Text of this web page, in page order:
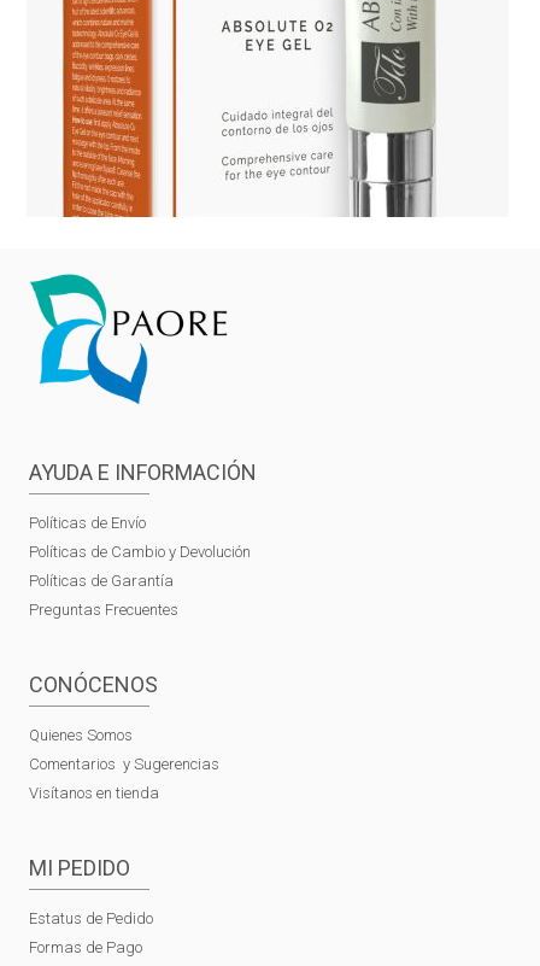
AYUDA E INFORMACIÓN
Políticas de Envío
Políticas de Cambio y Devolución
Políticas de Garantía
Preguntas Frecuentes
CONÓCENOS
Quienes Somos
Comentarios y Sugerencias
Visítanos en tienda
MI PEDIDO
Estatus de Pedido
Formas de Pago